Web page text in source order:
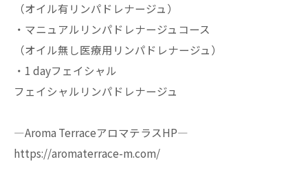
（オイル有リンパドレナージュ）
・マニュアルリンパドレナージュコース
（オイル無し医療用リンパドレナージュ）
・1 dayフェイシャル
フェイシャルリンパドレナージュ
—Aroma TerraceアロマテラスHP—
https://aromaterrace-m.com/